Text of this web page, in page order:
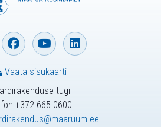
tugi
+372 665 0600
Vaata sisukaarti